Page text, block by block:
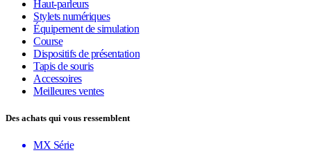
Haut-parleurs
Stylets numériques
Équipement de simulation
Course
Dispositifs de présentation
Tapis de souris
Accessoires
Meilleures ventes
Des achats qui vous ressemblent
MX Série